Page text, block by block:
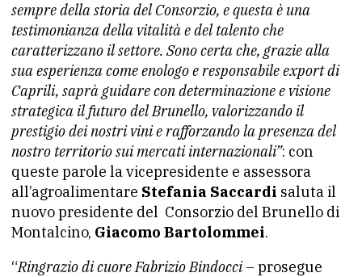
sempre della storia del Consorzio, e questa è una
testimonianza della vitalità e del talento che
caratterizzano il settore. Sono certa che, grazie alla
sua esperienza come enologo e responsabile export di
Caprili, saprà guidare con determinazione e visione
strategica il futuro del Brunello, valorizzando il
prestigio dei nostri vini e rafforzando la presenza del
nostro territorio sui mercati internazionali”: con
queste parole la vicepresidente e assessora
all’agroalimentare Stefania Saccardi saluta il
nuovo presidente del Consorzio del Brunello di
Montalcino, Giacomo Bartolommei.
“Ringrazio di cuore Fabrizio Bindocci– prosegue